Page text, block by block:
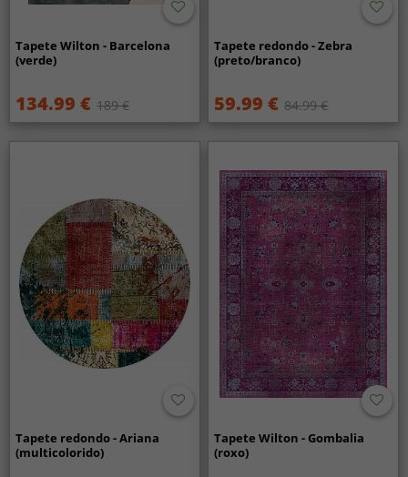
Tapete Wilton - Barcelona
(verde)
134.99 € 189 €
Tapete redondo - Zebra
(preto/branco)
59.99 € 84.99 €
Tapete redondo - Ariana
(multicolorido)
Tapete Wilton - Gombalia
(roxo)